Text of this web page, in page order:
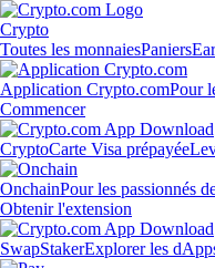
Crypto
Toutes les monnaiesPaniers
Application Crypto.comPour
Commencer
CryptoCarte Visa prépayée
OnchainPour les passionnés
Obtenir l'extension
SwapStakerExplorer les